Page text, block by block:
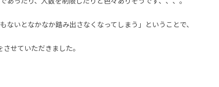
ないとなかなか踏み出さなくなってしまう」ということで、
せていただきました。